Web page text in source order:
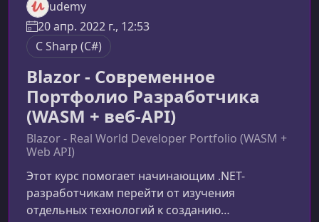
udemy
20 апр. 2022 г., 12:53
C Sharp (C#)
Blazor - Современное
Портфолио Разработчика
(WASM + веб-API)
Blazor - Real World Developer Portfolio (WASM +
Web API)
Этот курс помогает начинающим .NET-
разработчикам перейти от изучения
отдельных технологий к созданию